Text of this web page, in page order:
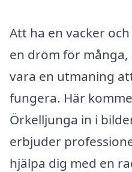
Att ha en vacker
en dröm för många,
vara en utmaning
fungera. Här
Örkelljunga in i
erbjuder
hjälpa dig med en